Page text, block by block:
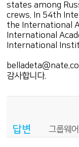
states among
crews. In 54th
the International
International
International
감사합니다.
답변 그룹웨